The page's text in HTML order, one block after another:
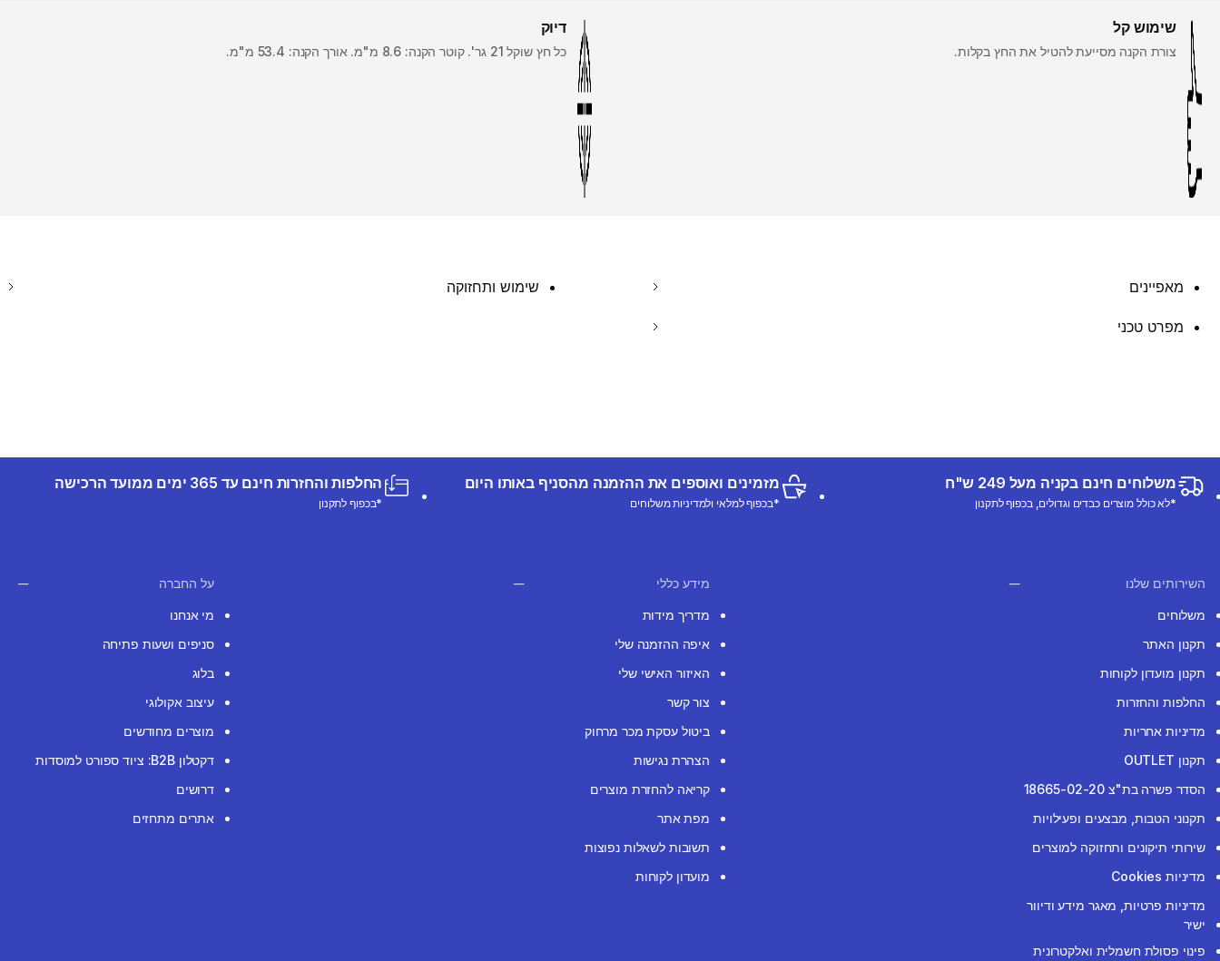
שימוש קל
צורת הקנה מסייעת להטיל את החץ בקלות.
דיוק
כל חץ שוקל 21 גר'. קוטר הקנה: 8.6 מ"מ. אורך הקנה: 53.4 מ"מ.
מאפיינים שימוש ותחזוקה
מפרט טכני
משלוחים חינם בקניה מעל 249 ש"ח
*לא כולל מוצרים כבדים וגדולים, בכפוף לתקנון
מזמינים ואוספים את ההזמנה מהסניף באותו היום
*בכפוף למלאי ולמדיניות משלוחים
החלפות והחזרות חינם עד 365 ימים ממועד הרכישה
*בכפוף לתקנון
השירותים שלנו
משלוחים
תקנון האתר
תקנון מועדון לקוחות
החלפות והחזרות
מדיניות אחריות
תקנון OUTLET
הסדר פשרה בת"צ 18665-02-20
תקנוני הטבות, מבצעים ופעילויות
שירותי תיקונים ותחזוקה למוצרים
מדיניות Cookies
מדיניות פרטיות, מאגר מידע ודיוור
ישיר
פינוי פסולת חשמלית ואלקטרונית
מידע כללי
מדריך מידות
איפה ההזמנה שלי
האיזור האישי שלי
צור קשר
ביטול עסקת מכר מרחוק
הצהרת נגישות
קריאה להחזרת מוצרים
מפת אתר
תשובות לשאלות נפוצות
מועדון לקוחות
על החברה
מי אנחנו
סניפים ושעות פתיחה
בלוג
עיצוב אקולוגי
מוצרים מחודשים
דקטלון B2B: ציוד ספורט למוסדות
דרושים
אתרים מתחזים